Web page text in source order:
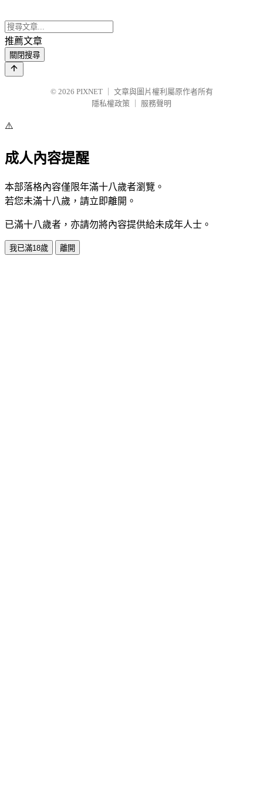
推薦文章
關閉搜尋
© 2026 PIXNET
文章與圖片權利屬原作者所有
隱私權政策
服務聲明
⚠️
成人內容提醒
本部落格內容僅限年滿十八歲者瀏覽。
若您未滿十八歲，請立即離開。
已滿十八歲者，亦請勿將內容提供給未成年人士。
我已滿18歲 離開